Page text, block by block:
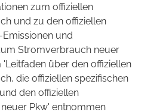
zum offiziellen
und zu den offiziellen
-Emissionen und
Stromverbrauch neuer
'Leitfaden über den offiziellen
die offiziellen spezifischen
den offiziellen
Pkw' entnommen